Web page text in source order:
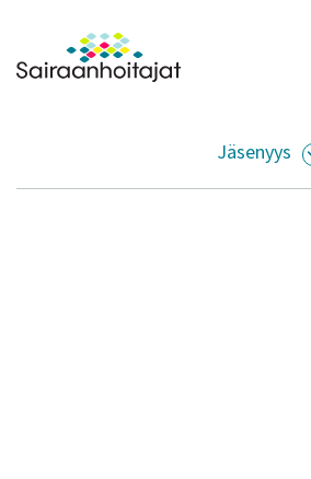
Siirry sisältöön
Etusivulle
Jäsenyys